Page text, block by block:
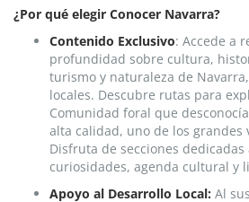
¿Por qué elegir Conocer Navarra?
Contenido Exclusivo: Accede a
profundidad sobre cultura,
turismo y naturaleza de
locales. Descubre rutas para
Comunidad foral que
alta calidad, uno de los grandes
Disfruta de secciones
curiosidades, agenda cultural y
Apoyo al Desarrollo Local: Al